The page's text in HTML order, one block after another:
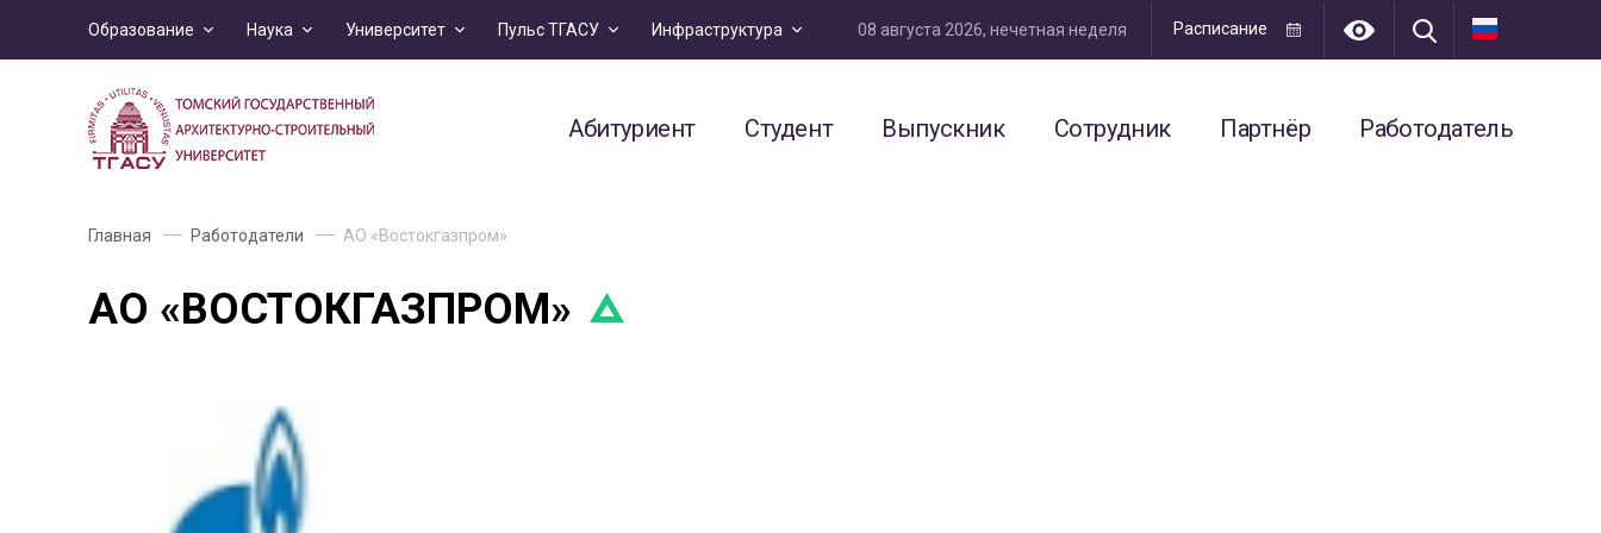
Образование Наука Университет Пульс ТГАСУ Инфраструктура 08 августа 2026, нечетная неделя Расписание
Абитуриент Студент Выпускник Сотрудник Партнёр Работодатель
Главная Работодатели АО «Востокгазпром»
АО «ВОСТОКГАЗПРОМ»